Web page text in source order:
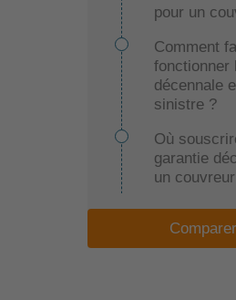
pour un
Comment
fonctionner
décennale
sinistre ?
Où
garantie
un
Quelles
par la loi